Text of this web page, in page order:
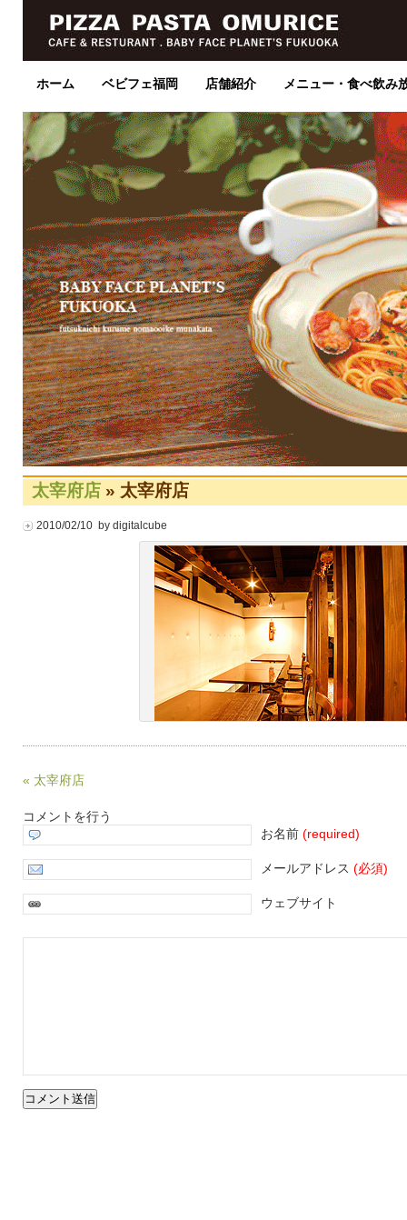
ホーム ベビフェ福岡 店舗紹介 メニュー・食べ飲み
太宰府店 » 太宰府店
2010/02/10 by digitalcube
« 太宰府店
コメントを行う
お名前 (required)
メールアドレス (必須)
ウェブサイト